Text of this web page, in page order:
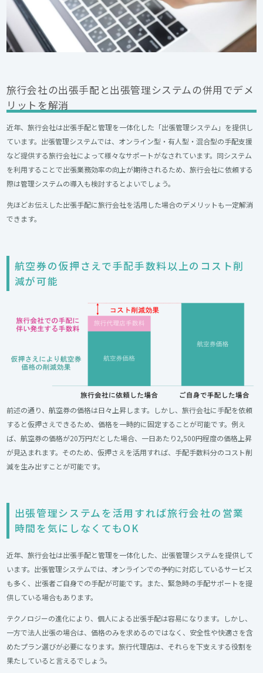
旅行会社の出張手配と出張管理システムの併用でデメ
リットを解消
近年、旅行会社は出張手配と管理を一体化した「出張管理システム」を提供し
ています。出張管理システムでは、オンライン型・有人型・混合型の手配支援
など提供する旅行会社によって様々なサポートがなされています。同システム
を利用することで出張業務効率の向上が期待されるため、旅行会社に依頼する
際は管理システムの導入も検討するとよいでしょう。
先ほどお伝えした出張手配に旅行会社を活用した場合のデメリットも一定解消
できます。
航空券の仮押さえで手配手数料以上のコスト削
減が可能
前述の通り、航空券の価格は日々上昇します。しかし、旅行会社に手配を依頼
すると仮押さえできるため、価格を一時的に固定することが可能です。例え
ば、航空券の価格が20万円だとした場合、一日あたり2,500円程度の価格上昇
が見込まれます。そのため、仮押さえを活用すれば、手配手数料分のコスト削
減を生み出すことが可能です。
出張管理システムを活用すれば旅行会社の営業
時間を気にしなくてもOK
近年、旅行会社は出張手配と管理を一体化した、出張管理システムを提供して
います。出張管理システムでは、オンラインでの予約に対応しているサービス
も多く、出張者ご自身での手配が可能です。また、緊急時の手配サポートを提
供している場合もあります。
テクノロジーの進化により、個人による出張手配は容易になります。しかし、
一方で法人出張の場合は、価格のみを求めるのではなく、安全性や快適さを含
めたプラン選びが必要になります。旅行代理店は、それらを下支えする役割を
果たしていると言えるでしょう。